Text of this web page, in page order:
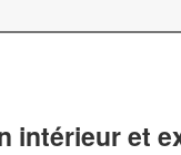
intérieur et